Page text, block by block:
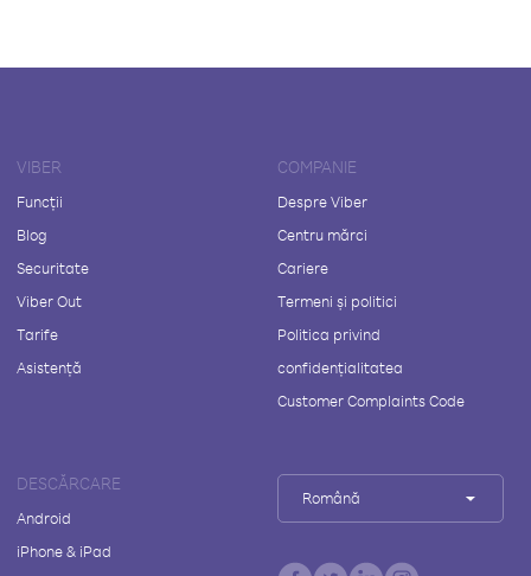
VIBER
Funcții
Blog
Securitate
Viber Out
Tarife
Asistență
COMPANIE
Despre Viber
Centru mărci
Cariere
Termeni și politici
Politica privind
confidențialitatea
Customer Complaints Code
DESCĂRCARE
Android
iPhone & iPad
Română